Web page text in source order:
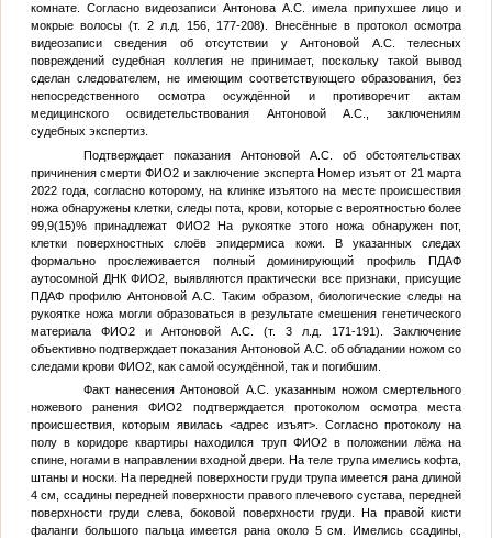
комнате. Согласно видеозаписи Антонова А.С. имела припухшее лицо и
мокрые волосы (т. 2 л.д. 156, 177-208). Внесённые в протокол осмотра
видеозаписи сведения об отсутствии у Антоновой А.С. телесных
повреждений судебная коллегия не принимает, поскольку такой вывод
сделан следователем, не имеющим соответствующего образования, без
непосредственного осмотра осуждённой и противоречит актам
медицинского освидетельствования Антоновой А.С., заключениям
судебных экспертиз.
Подтверждает показания Антоновой А.С. об обстоятельствах
причинения смерти ФИО2 и заключение экспертаНомер изъятот 21 марта
2022 года, согласно которому, на клинке изъятого на месте происшествия
ножа обнаружены клетки, следы пота, крови, которые с вероятностью более
99,9(15)% принадлежат ФИО2На рукоятке этого ножа обнаружен пот,
клетки поверхностных слоёв эпидермиса кожи. В указанных следах
формально прослеживается полный доминирующий профиль ПДАФ
аутосомной ДНКФИО2 , выявляются практически все признаки, присущие
ПДАФ профилю Антоновой А.С. Таким образом, биологические следы на
рукоятке ножа могли образоваться в результате смешения генетического
материала ФИО2 и Антоновой А.С. (т. 3 л.д. 171-191). Заключение
объективно подтверждает показания Антоновой А.С. об обладании ножом со
следами крови ФИО2, как самой осуждённой, так и погибшим.
Факт нанесения Антоновой А.С. указанным ножом смертельного
ножевого раненияФИО2 подтверждается протоколом осмотра места
происшествия, которым явилась<адрес изъят>. Согласно протоколу на
полу в коридоре квартиры находился труп ФИО2в положении лёжа на
спине, ногами в направлении входной двери. На теле трупа имелись кофта,
штаны и носки. На передней поверхности груди трупа имеется рана длиной
4 см, ссадины передней поверхности правого плечевого сустава, передней
поверхности груди слева, боковой поверхности груди. На правой кисти
фаланги большого пальца имеется рана около 5 см. Имелись ссадины,